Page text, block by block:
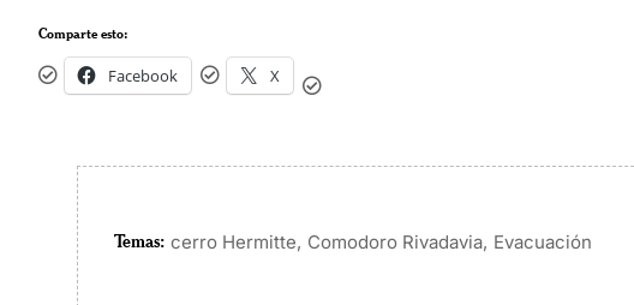
Comparte esto:
Facebook X
Temas: cerro Hermitte, Comodoro Rivadavia, Evacuación